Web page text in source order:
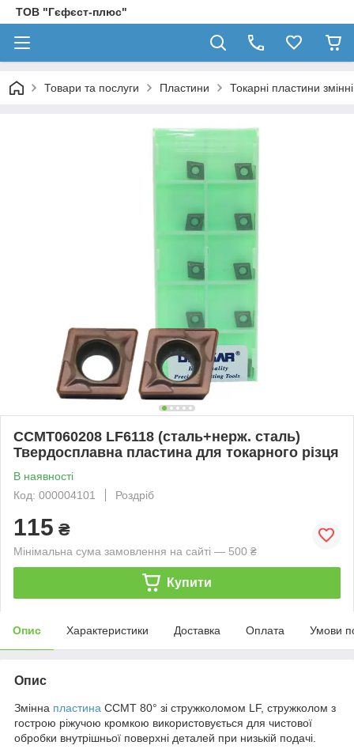
ТОВ "Гєфєст-плюс"
Товари та послуги Пластини Токарні пластини
CCMT060208 LF6118 (сталь+нерж. сталь)
Твердосплавна пластина для токарного різця
В наявності
Код: 000004101
Роздріб
115 ₴
Мінімальна сума замовлення на сайті — 500 ₴
Купити
Опис Характеристики Доставка Оплата Умови
Опис
Змінна пластина CCMT 80° зі стружколомом LF, стружколом з
гострою ріжучою кромкою використовується для чистової
обробки внутрішньої поверхні деталей при низькій подачі.